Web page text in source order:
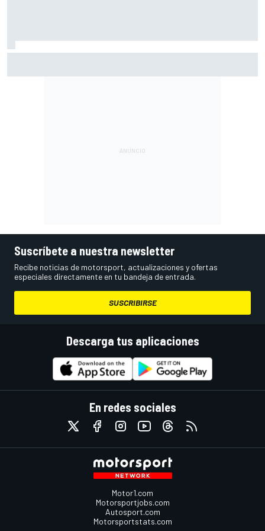
Suscríbete a nuestra newsletter
Recibe noticias de motorsport, actualizaciones y ofertas
especiales directamente en tu bandeja de entrada.
SUSCRIBIRSE
Descarga tus aplicaciones
En redes sociales
Motor1.com
Motorsportjobs.com
Autosport.com
Motorsportstats.com